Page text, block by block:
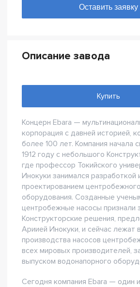
Описание завода
Купить
Концерн Ebara —
корпорация с давней историей,
более 100 лет. Компания начала
1912 году с небольшого
где профессор Токийского
Инокуки занимался разработкой
проектированием
оборудования. Созданные
центробежные насосы признали
Конструкторские решения,
Ариией Инокуки, и сейчас лежат
производства насосов
всех мировых производителей,
выпуском водонапорного
Сегодня компания Ebara — один